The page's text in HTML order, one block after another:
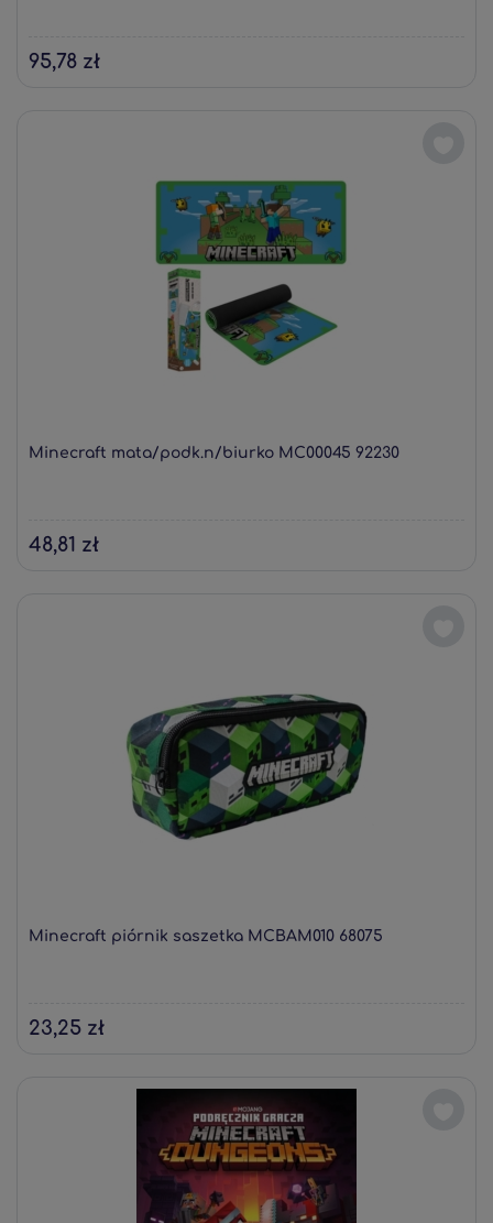
95,78 zł
Minecraft mata/podk.n/biurko MC00045 92230
48,81 zł
Minecraft piórnik saszetka MCBAM010 68075
23,25 zł